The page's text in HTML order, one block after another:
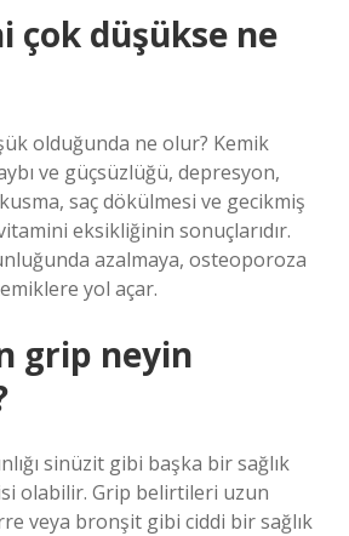
çok düşükse ne
olduğunda ne olur? Kemik
ve güçsüzlüğü, depresyon,
saç dökülmesi ve gecikmiş
eksikliğinin sonuçlarıdır.
azalmaya, osteoporoza
yol açar.
grip neyin
sinüzit gibi başka bir sağlık
olabilir. Grip belirtileri uzun
veya bronşit gibi ciddi bir sağlık